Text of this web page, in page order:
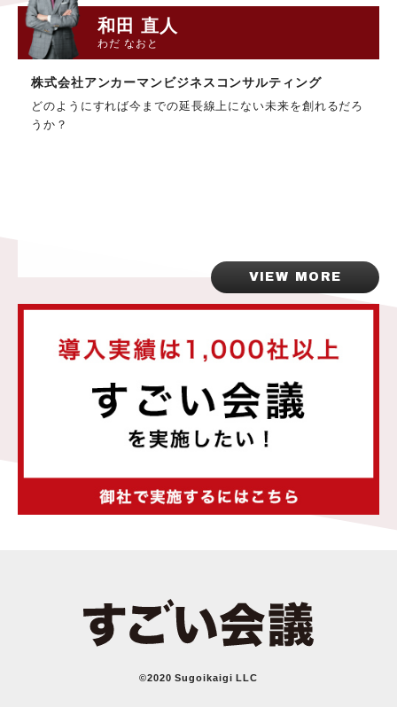
和田 直人
わだ なおと
株式会社アンカーマンビジネスコンサルティング
どのようにすれば今までの延長線上にない未来を創れるだろ
うか？
VIEW MORE
©2020 Sugoikaigi LLC